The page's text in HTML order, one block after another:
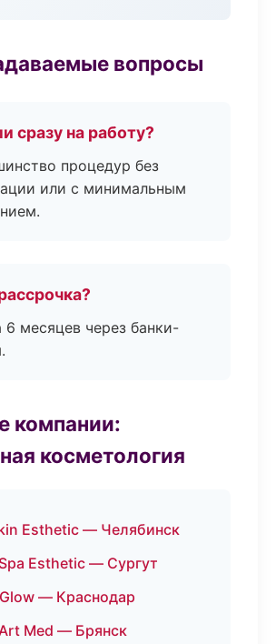
вопросы
сразу на работу?
процедур без
или с минимальным
6 месяцев через банки-
компании:
косметология
Esthetic — Челябинск
Esthetic — Сургут
— Краснодар
Med — Брянск